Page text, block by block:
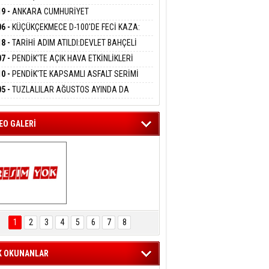
Kaynas
TUTUTKLANDI
HİZMET VERİLDİ
- ANKARA CUMHURİYET
ÖZGÜR ÖZEL VE VELİ
HAKKINDA FEZLEKE
- KÜÇÜKÇEKMECE D-100'DE FECİ KAZA:
İETT OTOBÜSÜNE ÇARPTI 3 KİŞİ
KAYBETTİ
- TARİHİ ADIM ATILDI:DEVLET BAHÇELİ
TÜRKİYE' ÇERÇEVE YASA TEKLİFİNİ
- PENDİK'TE AÇIK HAVA ETKİNLİKLERİ
SİNEMASIYLA BAŞLADI
- PENDİK'TE KAPSAMLI ASFALT SERİMİ
- TUZLALILAR AĞUSTOS AYINDA DA
DOYACAK
GALERİ
ENGELSİZ
FESTİVALİ
KONSERİ
MEST
1 2 3 4 5 6 7 8
OKUNANLAR